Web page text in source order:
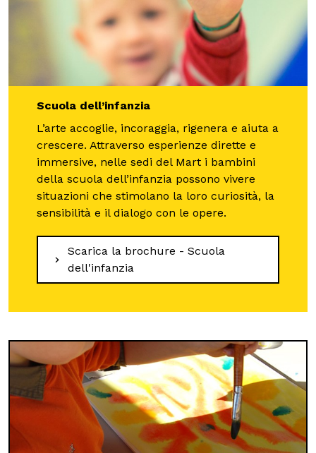
Scuola dell’infanzia
L’arte accoglie, incoraggia, rigenera e aiuta a
crescere. Attraverso esperienze dirette e
immersive, nelle sedi del Mart i bambini
della scuola dell’infanzia possono vivere
situazioni che stimolano la loro curiosità, la
sensibilità e il dialogo con le opere.
Scarica la brochure - Scuola
dell'infanzia